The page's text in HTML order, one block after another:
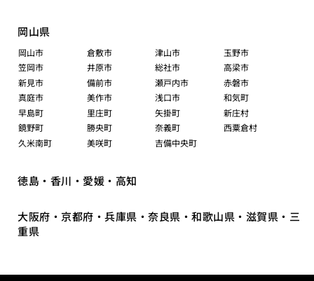
岡山県
岡山市 倉敷市 津山市
玉野市
笠岡市
井原市 総社市
高梁市
新見市
備前市 瀬戸内市
赤磐市
真庭市
美作市 浅口市
和気町
早島町
里庄町 矢掛町
新庄村
鏡野町
勝央町 奈義町
西粟倉村
久米南町
美咲町 吉備中央町
徳島・香川・愛媛・高知
大阪府・京都府・兵庫県・奈良県・和歌山県・滋賀県・三
重県